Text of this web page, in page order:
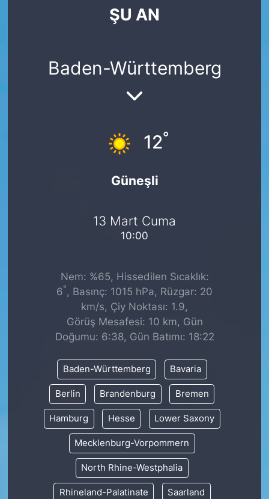
ŞU AN
Baden-Württemberg
12°
Güneşli
13 Mart Cuma
10:00
Nem: %65, Hissedilen Sıcaklık:
6° , Basınç: 1015 hPa, Rüzgar: 20
km/s, Çiy Noktası: 1.9,
Görüş Mesafesi: 10 km, Gün
Doğumu: 6:38, Gün Batımı: 18:22
Baden-Württemberg Bavaria
Berlin Brandenburg Bremen
Hamburg Hesse Lower Saxony
Mecklenburg-Vorpommern
North Rhine-Westphalia
Rhineland-Palatinate Saarland